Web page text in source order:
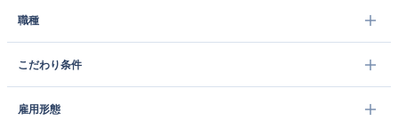
職種
こだわり条件
雇用形態